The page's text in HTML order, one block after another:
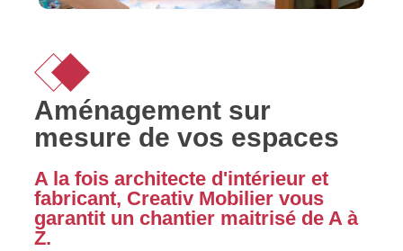
Aménagement sur
mesure de vos espaces
A la fois architecte d'intérieur et
fabricant, Creativ Mobilier vous
garantit un chantier maitrisé de A à
Z.